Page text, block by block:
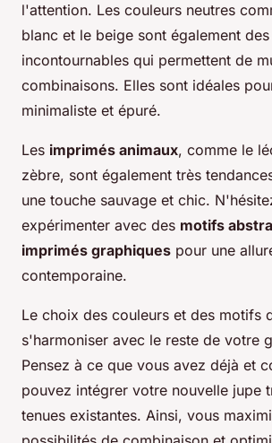
l'attention. Les couleurs neutres
blanc et le beige sont également des
incontournables qui permettent de
combinaisons. Elles sont idéales
minimaliste et épuré.
Les imprimés animaux, comme le
zèbre, sont également très
une touche sauvage et chic.
expérimenter avec des motifs
imprimés graphiques pour une
contemporaine.
Le choix des couleurs et des motifs
s'harmoniser avec le reste de votre
Pensez à ce que vous avez déjà et
pouvez intégrer votre nouvelle jupe
tenues existantes. Ainsi, vous